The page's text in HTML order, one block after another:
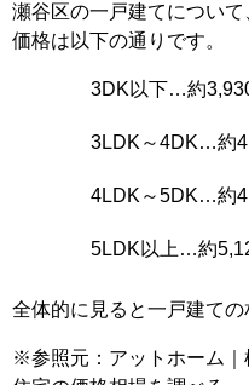
瀬谷区の一戸建てについ
価格は以下の通りです。
3DK以下…約
3LDK～4DK…約
4LDK～5DK…約
5LDK以上…約
全体的に見ると一戸建ての
※参照元：アットホーム